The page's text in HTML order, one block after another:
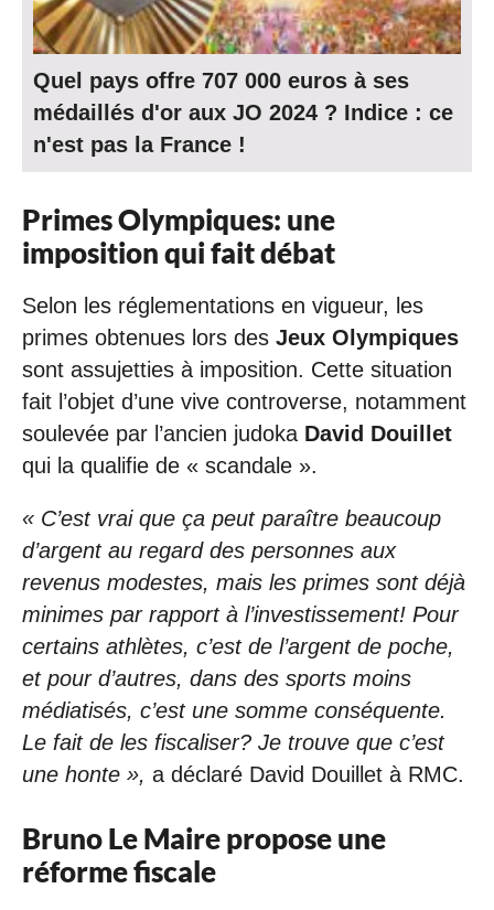
Quel pays offre 707 000 euros à ses
médaillés d'or aux JO 2024 ? Indice : ce
n'est pas la France !
Primes Olympiques: une
imposition qui fait débat
Selon les réglementations en vigueur, les
primes obtenues lors des Jeux Olympiques
sont assujetties à imposition. Cette situation
fait l’objet d’une vive controverse, notamment
soulevée par l’ancien judoka David Douillet
qui la qualifie de « scandale ».
« C’est vrai que ça peut paraître beaucoup
d’argent au regard des personnes aux
revenus modestes, mais les primes sont déjà
minimes par rapport à l’investissement! Pour
certains athlètes, c’est de l’argent de poche,
et pour d’autres, dans des sports moins
médiatisés, c’est une somme conséquente.
Le fait de les fiscaliser? Je trouve que c’est
une honte », a déclaré David Douillet à RMC.
Bruno Le Maire propose une
réforme fiscale